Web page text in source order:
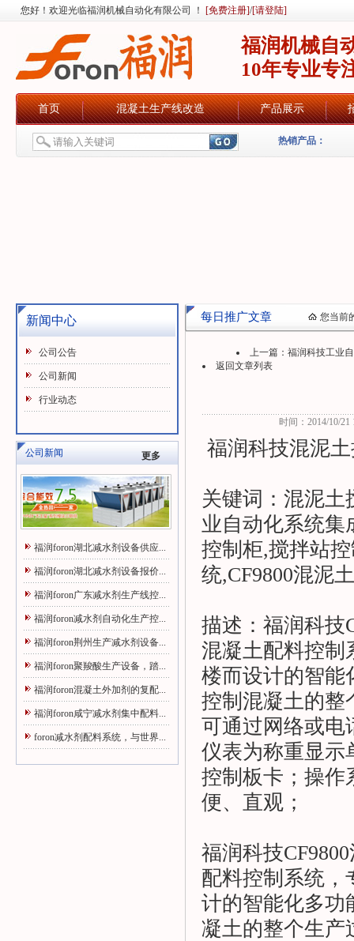
您好！欢迎光临福润机械自动化有限公司 ！ [免费注册]/[请登陆]
福润机械自
10年专业专
首页 混凝土生产线改造 产品展示
热销产品：
新闻中心
公司公告
公司新闻
行业动态
公司新闻 更多
福润foron湖北减水剂设备供应...
福润foron湖北减水剂设备报价...
福润foron广东减水剂生产线控...
福润foron减水剂自动化生产控...
福润foron荆州生产减水剂设备...
福润foron聚羧酸生产设备，踏...
福润foron混凝土外加剂的复配...
福润foron咸宁减水剂集中配料...
foron减水剂配料系统，与世界...
每日推广文章 您当前
上一篇： 福润科技工业
返回文章列表
时间：2014/10/21
福润科技混泥土
关键词：混泥土
业自动化系统集
控制柜,搅拌站
统,CF9800混泥土
描述：福润科技
混凝土配料控制
楼而设计的智能
控制混凝土的整
可通过网络或电
仪表为称重显示
控制板卡；操作
便、直观；
福润科技
配料控制系统，
计的智能化多功
凝土的整个生产